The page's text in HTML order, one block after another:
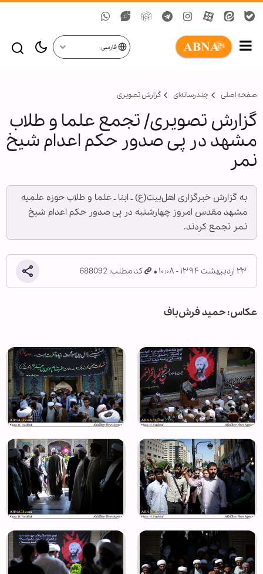
فارسی
صفحه اصلی چندرسانه‌ای گزارش تصويری
گزارش تصویری/ تجمع علما و طلاب
مشهد در پی صدور حکم اعدام شیخ
نمر
به گزارش خبرگزاری اهل‌بیت(ع) ـ ابنا ـ علما و طلاب حوزه علمیه
مشهد مقدس امروز چهارشنبه در پی صدور حکم اعدام شیخ
نمر تجمع کردند.
۲۳ اردیبهشت ۱۳۹۴ - ۱۰:۰۸ کد مطلب: 688092
عکاس: حمید فرش‌باف